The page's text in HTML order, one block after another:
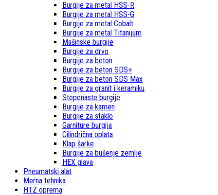
Burgije za metal HSS-R
Burgije za metal HSS-G
Burgije za metal Cobalt
Burgije za metal Titanijum
Mašinske burgije
Burgije za drvo
Burgije za beton
Burgije za beton SDS+
Burgije za beton SDS Max
Burgije za granit i keramiku
Stepenaste burgije
Burgije za kamen
Burgije za staklo
Garniture burgija
Cilindrična oplata
Klap šarke
Burgije za bušenje zemlje
HEX glava
Pneumatski alat
Merna tehnika
HTZ oprema